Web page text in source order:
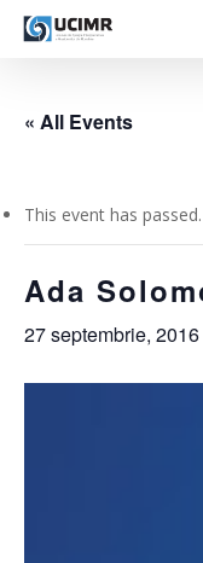
Skip
« All Events
This event has passed.
Ada
27 septembrie,